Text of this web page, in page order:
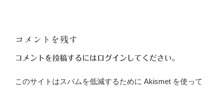
コメントを残す
コメントを投稿するには ログイン してください。
このサイトはスパムを低減するために Akismet を使って